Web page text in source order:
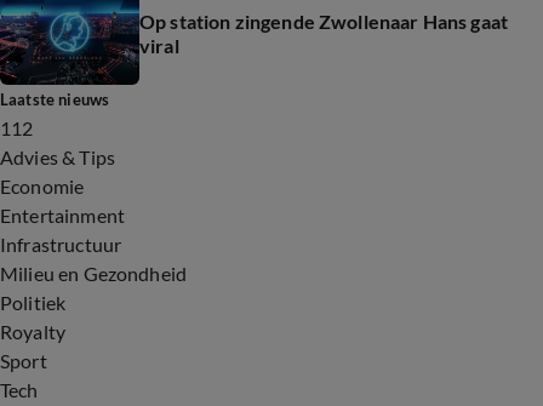
Op station zingende Zwollenaar Hans gaat
viral
Laatste nieuws
112
Advies & Tips
Economie
Entertainment
Infrastructuur
Milieu en Gezondheid
Politiek
Royalty
Sport
Tech